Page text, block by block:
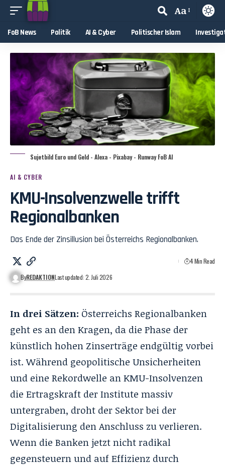
Aa
FoB News Politik AI & Cyber Politischer Islam
Sujetbild Euro und Geld - Alexa - Pixabay - Runway FoB AI
AI & CYBER
KMU-Insolvenzwelle trifft
Regionalbanken
Das Ende der Zinsillusion bei Österreichs Regionalbanken.
ByREDAKTIONLast updated: 2. Juli 2026
4 Min Read
In drei Sätzen: Österreichs Regionalbanken
geht es an den Kragen, da die Phase der
künstlich hohen Zinserträge endgültig vorbei
ist. Während geopolitische Unsicherheiten
und eine Rekordwelle an KMU-Insolvenzen
die Ertragskraft der Institute massiv
untergraben, droht der Sektor bei der
Digitalisierung den Anschluss zu verlieren.
Wenn die Banken jetzt nicht radikal
gegensteuern und auf Effizienz durch